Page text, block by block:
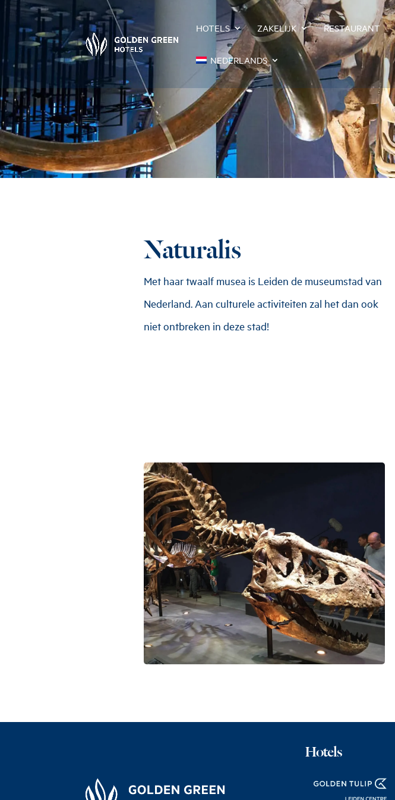
HOTELS ZAKELIJK RESTAURANT
NEDERLANDS
Naturalis
Met haar twaalf musea is Leiden de museumstad van
Nederland. Aan culturele activiteiten zal het dan ook
niet ontbreken in deze stad!
Hotels